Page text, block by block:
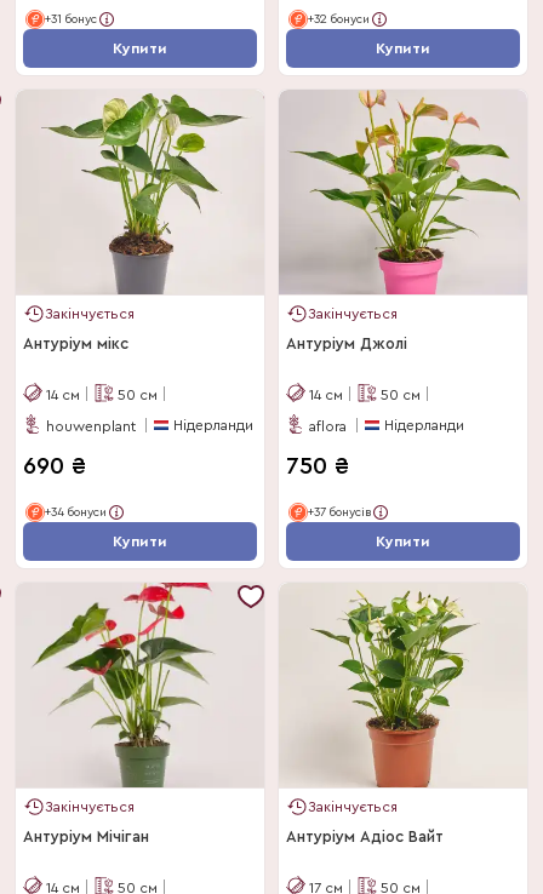
+31 бонус
Купити
+32 бонуси
Купити
Закінчується
Антуріум мікс
14 см 50 см
houwenplant Нідерланди
690 ₴
+34 бонуси
Купити
Закінчується
Антуріум Джолі
14 см 50 см
aflora Нідерланди
750 ₴
+37 бонусів
Купити
Закінчується
Антуріум Мічіган
14 см 50 см
Закінчується
Антуріум Адіос Вайт
17 см 50 см